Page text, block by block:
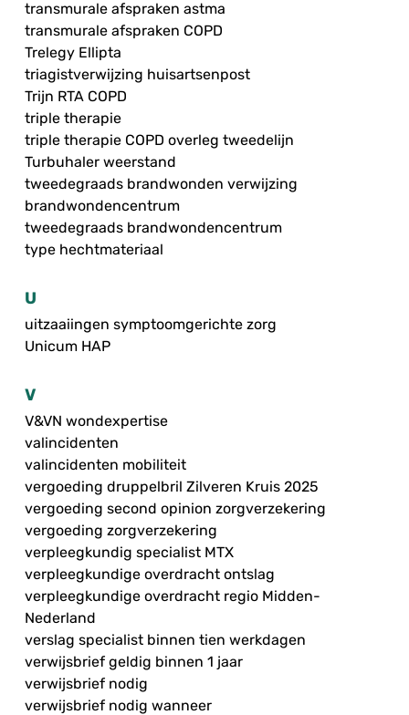
transmurale afspraken astma
transmurale afspraken COPD
Trelegy Ellipta
triagistverwijzing huisartsenpost
Trijn RTA COPD
triple therapie
triple therapie COPD overleg tweedelijn
Turbuhaler weerstand
tweedegraads brandwonden verwijzing
brandwondencentrum
tweedegraads brandwondencentrum
type hechtmateriaal
U
uitzaaiingen symptoomgerichte zorg
Unicum HAP
V
V&VN wondexpertise
valincidenten
valincidenten mobiliteit
vergoeding druppelbril Zilveren Kruis 2025
vergoeding second opinion zorgverzekering
vergoeding zorgverzekering
verpleegkundig specialist MTX
verpleegkundige overdracht ontslag
verpleegkundige overdracht regio Midden-
Nederland
verslag specialist binnen tien werkdagen
verwijsbrief geldig binnen 1 jaar
verwijsbrief nodig
verwijsbrief nodig wanneer